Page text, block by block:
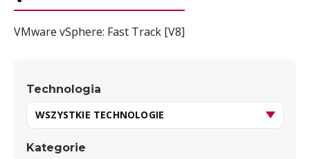
VMware vSphere: Fast Track [V8]
Technologia
Kategorie